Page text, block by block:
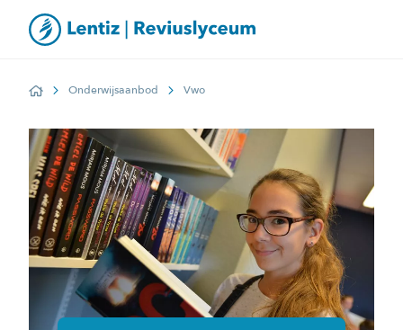
HomeOnderwijsaanbod Vwo